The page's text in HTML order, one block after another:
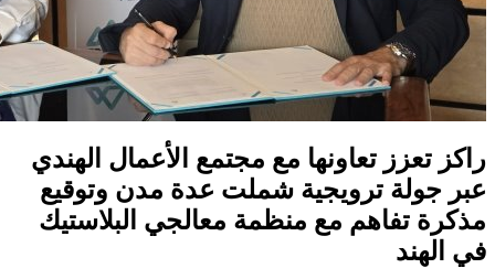
راكز تعزز تعاونها مع مجتمع الأعمال الهندي
عبر جولة ترويجية شملت عدة مدن وتوقيع
مذكرة تفاهم مع منظمة معالجي البلاستيك
في الهند